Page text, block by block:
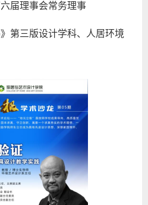
届理事会常务理事
》第三版设计学科、人居环境